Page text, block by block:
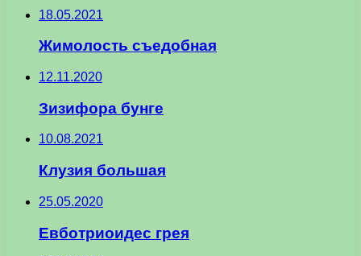
18.05.2021
Жимолость съедобная
12.11.2020
Зизифора бунге
10.08.2021
Клузия большая
25.05.2020
Евботриоидес грея